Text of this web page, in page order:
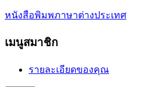
หนังสือพิมพภาษาต่างประเทศ
เมนูสมาชิก
รายละเอียดของคุณ